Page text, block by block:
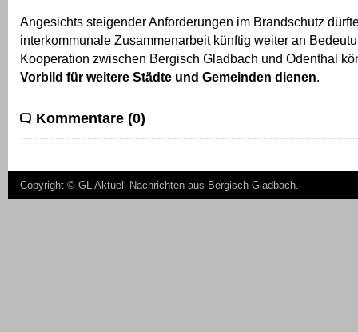
Angesichts steigender Anforderungen im Brandschutz
interkommunale Zusammenarbeit künftig weiter an
Kooperation zwischen Bergisch Gladbach und Odenthal
Vorbild für weitere Städte und Gemeinden dienen.
Kommentare (0)
Copyright © GL Aktuell Nachrichten aus Bergisch Gladbach.